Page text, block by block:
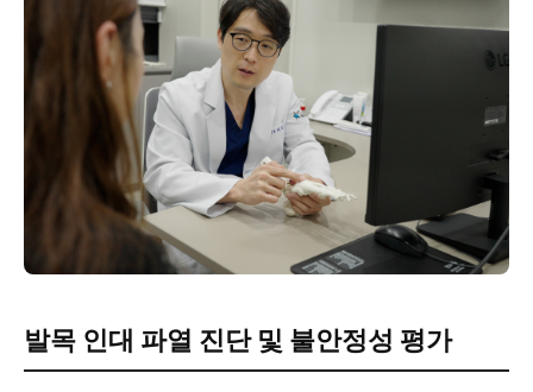
발목 인대 파열 진단 및 불안정성 평가